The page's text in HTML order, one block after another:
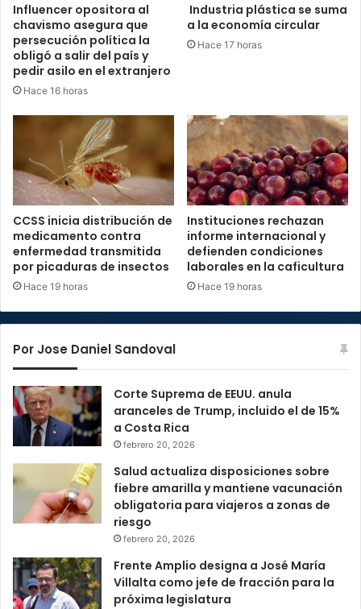
Influencer opositora al
chavismo asegura que
persecución política la
obligó a salir del país y
pedir asilo en el extranjero
Hace 16 horas
Industria plástica se suma
a la economía circular
Hace 17 horas
CCSS inicia distribución de
medicamento contra
enfermedad transmitida
por picaduras de insectos
Hace 19 horas
Instituciones rechazan
informe internacional y
defienden condiciones
laborales en la caficultura
Hace 19 horas
Por Jose Daniel Sandoval
Corte Suprema de EEUU. anula
aranceles de Trump, incluido el de 15%
a Costa Rica
febrero 20, 2026
Salud actualiza disposiciones sobre
fiebre amarilla y mantiene vacunación
obligatoria para viajeros a zonas de
riesgo
febrero 20, 2026
Frente Amplio designa a José María
Villalta como jefe de fracción para la
próxima legislatura